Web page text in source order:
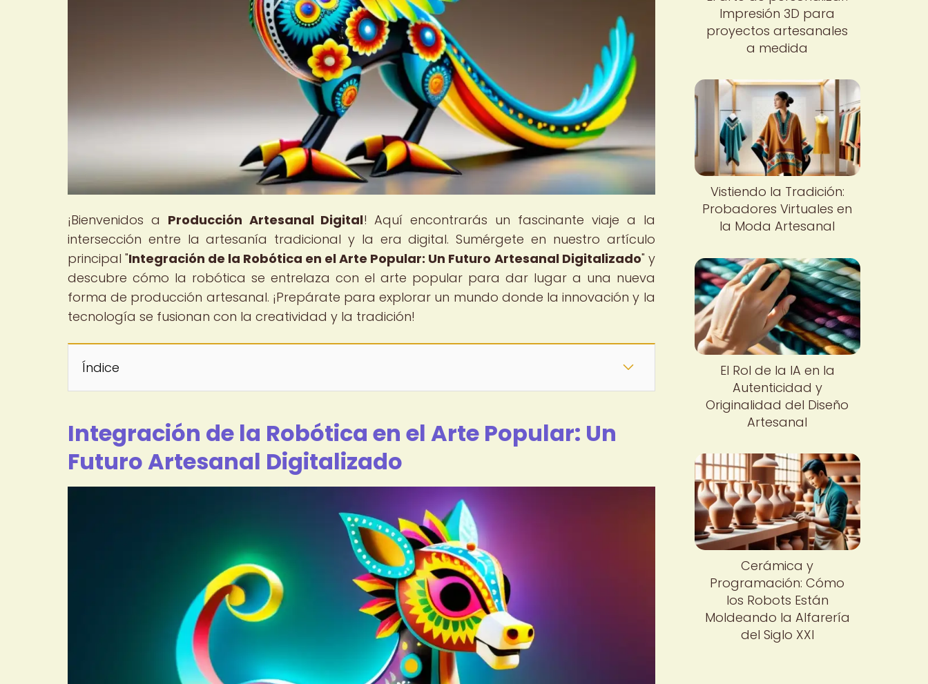
¡Bienvenidos a Producción Artesanal Digital! Aquí encontrarás un fascinante viaje a la
intersección entre la artesanía tradicional y la era digital. Sumérgete en nuestro artículo
principal "Integración de la Robótica en el Arte Popular: Un Futuro Artesanal Digitalizado" y
descubre cómo la robótica se entrelaza con el arte popular para dar lugar a una nueva
forma de producción artesanal. ¡Prepárate para explorar un mundo donde la innovación y la
tecnología se fusionan con la creatividad y la tradición!
Índice
Integración de la Robótica en el Arte Popular: Un
Futuro Artesanal Digitalizado
Impresión 3D para
proyectos artesanales
a medida
Vistiendo la Tradición:
Probadores Virtuales en
la Moda Artesanal
El Rol de la IA en la
Autenticidad y
Originalidad del Diseño
Artesanal
Cerámica y
Programación: Cómo
los Robots Están
Moldeando la Alfarería
del Siglo XXI